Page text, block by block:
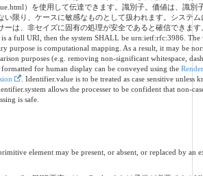
）を使用して伝達できます。識別子。価値は、識別
い限り、ケースに敏感なものとして扱われます。システム
ーは、非セイズに固有の処理が安全であると確信できます
is a full URI, then the system SHALL be urn:ietf:rfc:3986. The
purpose is computational mapping. As a result, it may be
purposes (e.g. removing non-significant whitespace,
formatted for human display can be conveyed using the
. Identifier.value is to be treated as case sensitive unless
allows the processer to be confident that non-
is safe.
element may be present, or absent, or replaced by an